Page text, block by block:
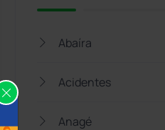
Abaíra
Acidentes
Anagé